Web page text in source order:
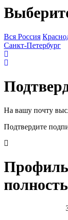
Вся Россия
Санкт-Петербург
На вашу почту
Подтвердите
Профиль